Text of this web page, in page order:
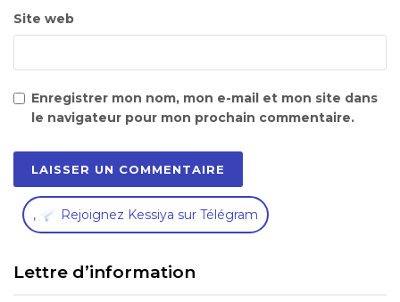
Site web
Enregistrer mon nom, mon e-mail et mon site dans
le navigateur pour mon prochain commentaire.
, Rejoignez Kessiya sur Télégram
Lettre d’information